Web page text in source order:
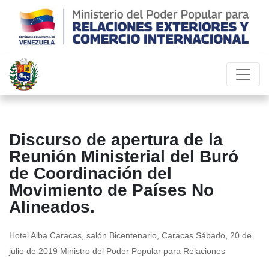
Discurso de apertura de la
Reunión Ministerial del Buró
de Coordinación del
Movimiento de Países No
Alineados.
Hotel Alba Caracas, salón Bicentenario, Caracas Sábado, 20 de
julio de 2019 Ministro del Poder Popular para Relaciones